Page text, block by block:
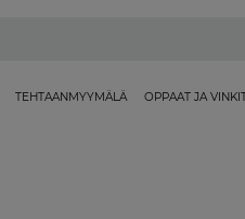
TEHTAANMYYMÄLÄ OPPAAT JA